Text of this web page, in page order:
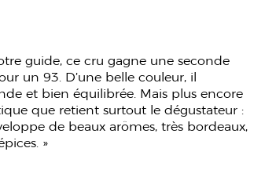
guide, ce cru gagne une seconde
un 93. D’une belle couleur, il
et bien équilibrée. Mais plus encore
que retient surtout le dégustateur :
de beaux arômes, très bordeaux,
»